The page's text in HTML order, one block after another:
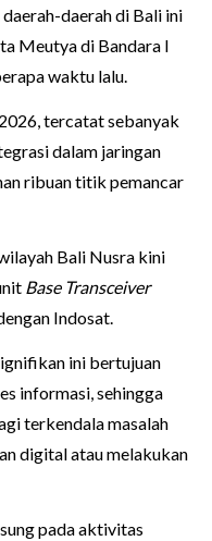
daerah di Bali ini
Meutya di Bandara I
waktu lalu.
tercatat sebanyak
dalam jaringan
ribuan titik pemancar
Bali Nusra kini
Base Transceiver
Indosat.
ini bertujuan
informasi, sehingga
terkendala masalah
digital atau melakukan
pada aktivitas